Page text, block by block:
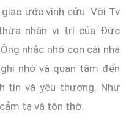
ước vĩnh cửu. Vời Tv
nhận vị trí của Đức
nhắc nhớ con cái nhà
nhớ và quan tâm đến
tín và yêu thương. Như
tạ và tôn thờ.